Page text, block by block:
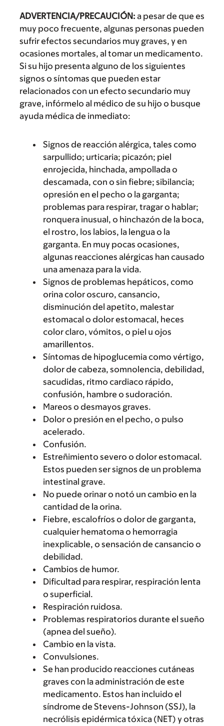
ADVERTENCIA/PRECAUCIÓN: a pesar de que es
muy poco frecuente, algunas personas pueden
sufrir efectos secundarios muy graves, y en
ocasiones mortales, al tomar un medicamento.
Si su hijo presenta alguno de los siguientes
signos o síntomas que pueden estar
relacionados con un efecto secundario muy
grave, infórmelo al médico de su hijo o busque
ayuda médica de inmediato:
Signos de reacción alérgica, tales como
sarpullido; urticaria; picazón; piel
enrojecida, hinchada, ampollada o
descamada, con o sin fiebre; sibilancia;
opresión en el pecho o la garganta;
problemas para respirar, tragar o hablar;
ronquera inusual, o hinchazón de la boca,
el rostro, los labios, la lengua o la
garganta. En muy pocas ocasiones,
algunas reacciones alérgicas han causado
una amenaza para la vida.
Signos de problemas hepáticos, como
orina color oscuro, cansancio,
disminución del apetito, malestar
estomacal o dolor estomacal, heces
color claro, vómitos, o piel u ojos
amarillentos.
Síntomas de hipoglucemia como vértigo,
dolor de cabeza, somnolencia, debilidad,
sacudidas, ritmo cardiaco rápido,
confusión, hambre o sudoración.
Mareos o desmayos graves.
Dolor o presión en el pecho, o pulso
acelerado.
Confusión.
Estreñimiento severo o dolor estomacal.
Estos pueden ser signos de un problema
intestinal grave.
No puede orinar o notó un cambio en la
cantidad de la orina.
Fiebre, escalofríos o dolor de garganta,
cualquier hematoma o hemorragia
inexplicable, o sensación de cansancio o
debilidad.
Cambios de humor.
Dificultad para respirar, respiración lenta
o superficial.
Respiración ruidosa.
Problemas respiratorios durante el sueño
(apnea del sueño).
Cambio en la vista.
Convulsiones.
Se han producido reacciones cutáneas
graves con la administración de este
medicamento. Estos han incluido el
síndrome de Stevens-Johnson (SSJ), la
necrólisis epidérmica tóxica (NET) y otras